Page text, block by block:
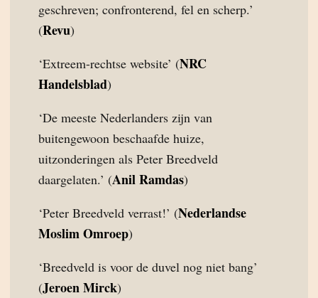
geschreven; confronterend, fel en scherp.’
(Revu)
‘Extreem-rechtse website’ (NRC
Handelsblad)
‘De meeste Nederlanders zijn van
buitengewoon beschaafde huize,
uitzonderingen als Peter Breedveld
daargelaten.’ (Anil Ramdas)
‘Peter Breedveld verrast!’ (Nederlandse
Moslim Omroep)
‘Breedveld is voor de duvel nog niet bang’
(Jeroen Mirck)